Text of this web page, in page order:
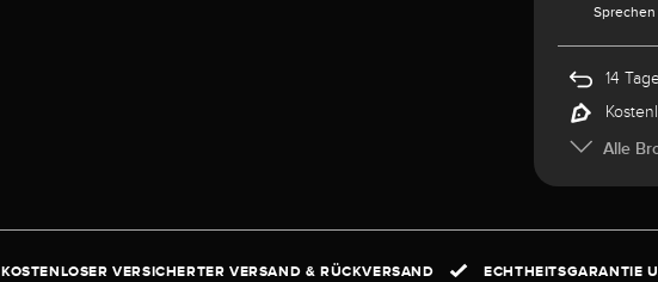
14
Alle
KOSTENLOSER VERSICHERTER VERSAND & RÜCKVERSAND ECHTHEITSGARANTIE